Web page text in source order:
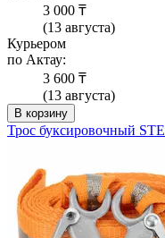
3 000 ₸
(13 августа)
Курьером
по Актау:
3 600 ₸
(13 августа)
В корзину
Трос буксировочный